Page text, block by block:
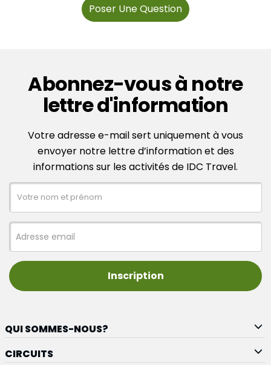
Poser Une Question
Abonnez-vous à notre
lettre d'information
Votre adresse e-mail sert uniquement à vous
envoyer notre lettre d’information et des
informations sur les activités de IDC Travel.
Inscription
QUI SOMMES-NOUS?
CIRCUITS